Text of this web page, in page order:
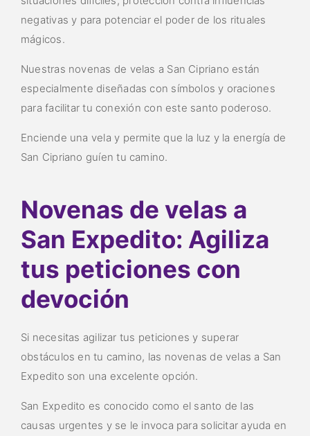
negativas y para potenciar el poder de los rituales
mágicos.
Nuestras novenas de velas a San Cipriano están
especialmente diseñadas con símbolos y oraciones
para facilitar tu conexión con este santo poderoso.
Enciende una vela y permite que la luz y la energía de
San Cipriano guíen tu camino.
Novenas de velas a
San Expedito: Agiliza
tus peticiones con
devoción
Si necesitas agilizar tus peticiones y superar
obstáculos en tu camino, las novenas de velas a San
Expedito son una excelente opción.
San Expedito es conocido como el santo de las
causas urgentes y se le invoca para solicitar ayuda en